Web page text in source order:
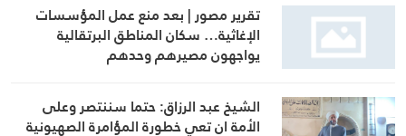
تقرير مصور | بعد منع عمل المؤسسات
الإغاثية… سكان المناطق البرتقالية
يواجهون مصيرهم وحدهم
الشيخ عبد الرزاق: حتما سننتصر وعلى
الأمة ان تعي خطورة المؤامرة الصهيونية